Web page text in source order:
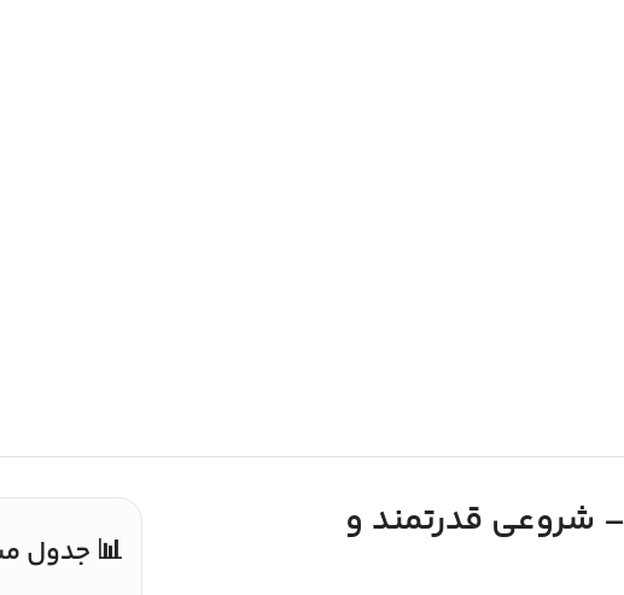
مدل V11S – شروعی قدرتمند و
📊 جدول